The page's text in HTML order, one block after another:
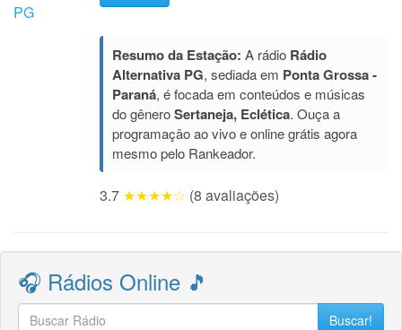
Resumo da Estação: A rádio Rádio
Alternativa PG, sediada em Ponta Grossa -
Paraná, é focada em conteúdos e músicas
do gêneroSertaneja, Eclética. Ouça a
programação ao vivo e online grátis agora
mesmo pelo Rankeador.
3.7 ★★★★☆ (8 avaliações)
🎧 Rádios Online 🎵
Buscar!